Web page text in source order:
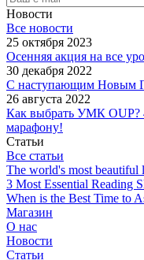
Новости
Все новости
25 октября 2023
Осенняя акция на все
30 декабря 2022
С наступающим Новым
26 августа 2022
Как выбрать УМК OUP?
марафону!
Статьи
Все статьи
The world's most beautiful
3 Most Essential Reading
When is the Best Time to
Магазин
О нас
Новости
Статьи